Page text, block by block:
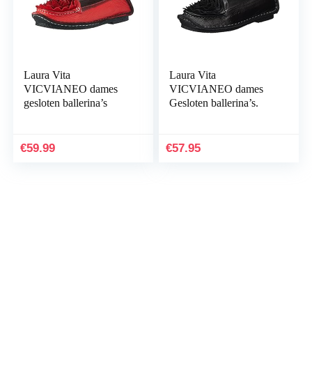
Laura Vita
VICVIANEO dames
gesloten ballerina’s
€59.99
Laura Vita
VICVIANEO dames
Gesloten ballerina’s.
€57.95